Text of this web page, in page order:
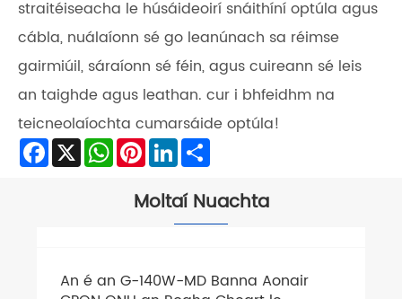
straitéiseacha le húsáideoirí snáithíní optúla agus
cábla, nuálaíonn sé go leanúnach sa réimse
gairmiúil, sáraíonn sé féin, agus cuireann sé leis
an taighde agus leathan. cur i bhfeidhm na
teicneolaíochta cumarsáide optúla!
Facebook
X WhatsApp
Pinterest
LinkedIn
Moltaí Nuachta
An é an G-140W-MD Banna Aonair